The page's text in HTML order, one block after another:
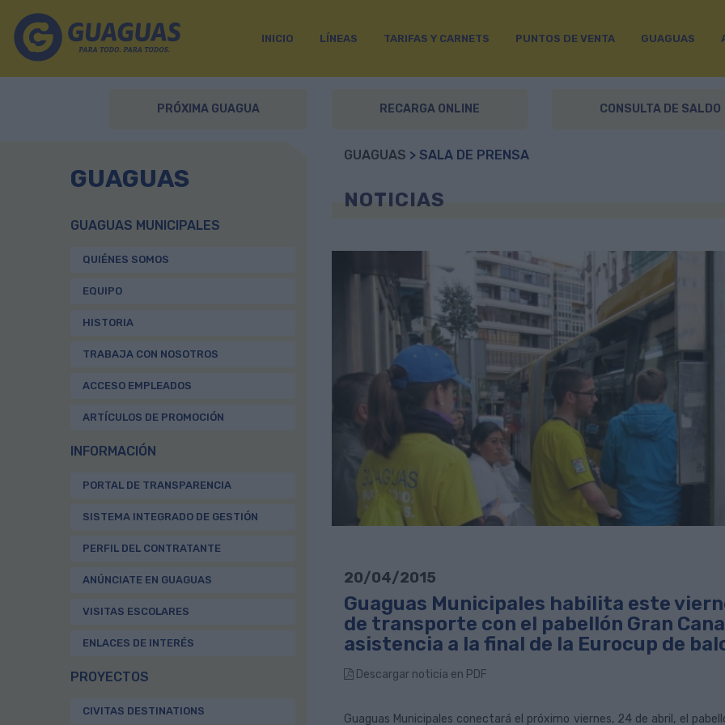
INICIO LÍNEAS TARIFAS Y CARNETS PUNTOS DE VENTA GUAGUAS
PRÓXIMA GUAGUA RECARGA ONLINE CONSULTA DE SALDO
GUAGUAS
GUAGUAS MUNICIPALES
QUIÉNES SOMOS
EQUIPO
HISTORIA
TRABAJA CON NOSOTROS
ACCESO EMPLEADOS
ARTÍCULOS DE PROMOCIÓN
INFORMACIÓN
PORTAL DE TRANSPARENCIA
SISTEMA INTEGRADO DE GESTIÓN
PERFIL DEL CONTRATANTE
ANÚNCIATE EN GUAGUAS
VISITAS ESCOLARES
ENLACES DE INTERÉS
PROYECTOS
CIVITAS DESTINATIONS
GUAGUAS > SALA DE PRENSA
NOTICIAS
20/04/2015
Guaguas Municipales habilita este
de transporte con el pabellón Gran
asistencia a la final de la Eurocup de
Descargar noticia en PDF
Guaguas Municipales conectará el próximo viernes, 24 de abril, el